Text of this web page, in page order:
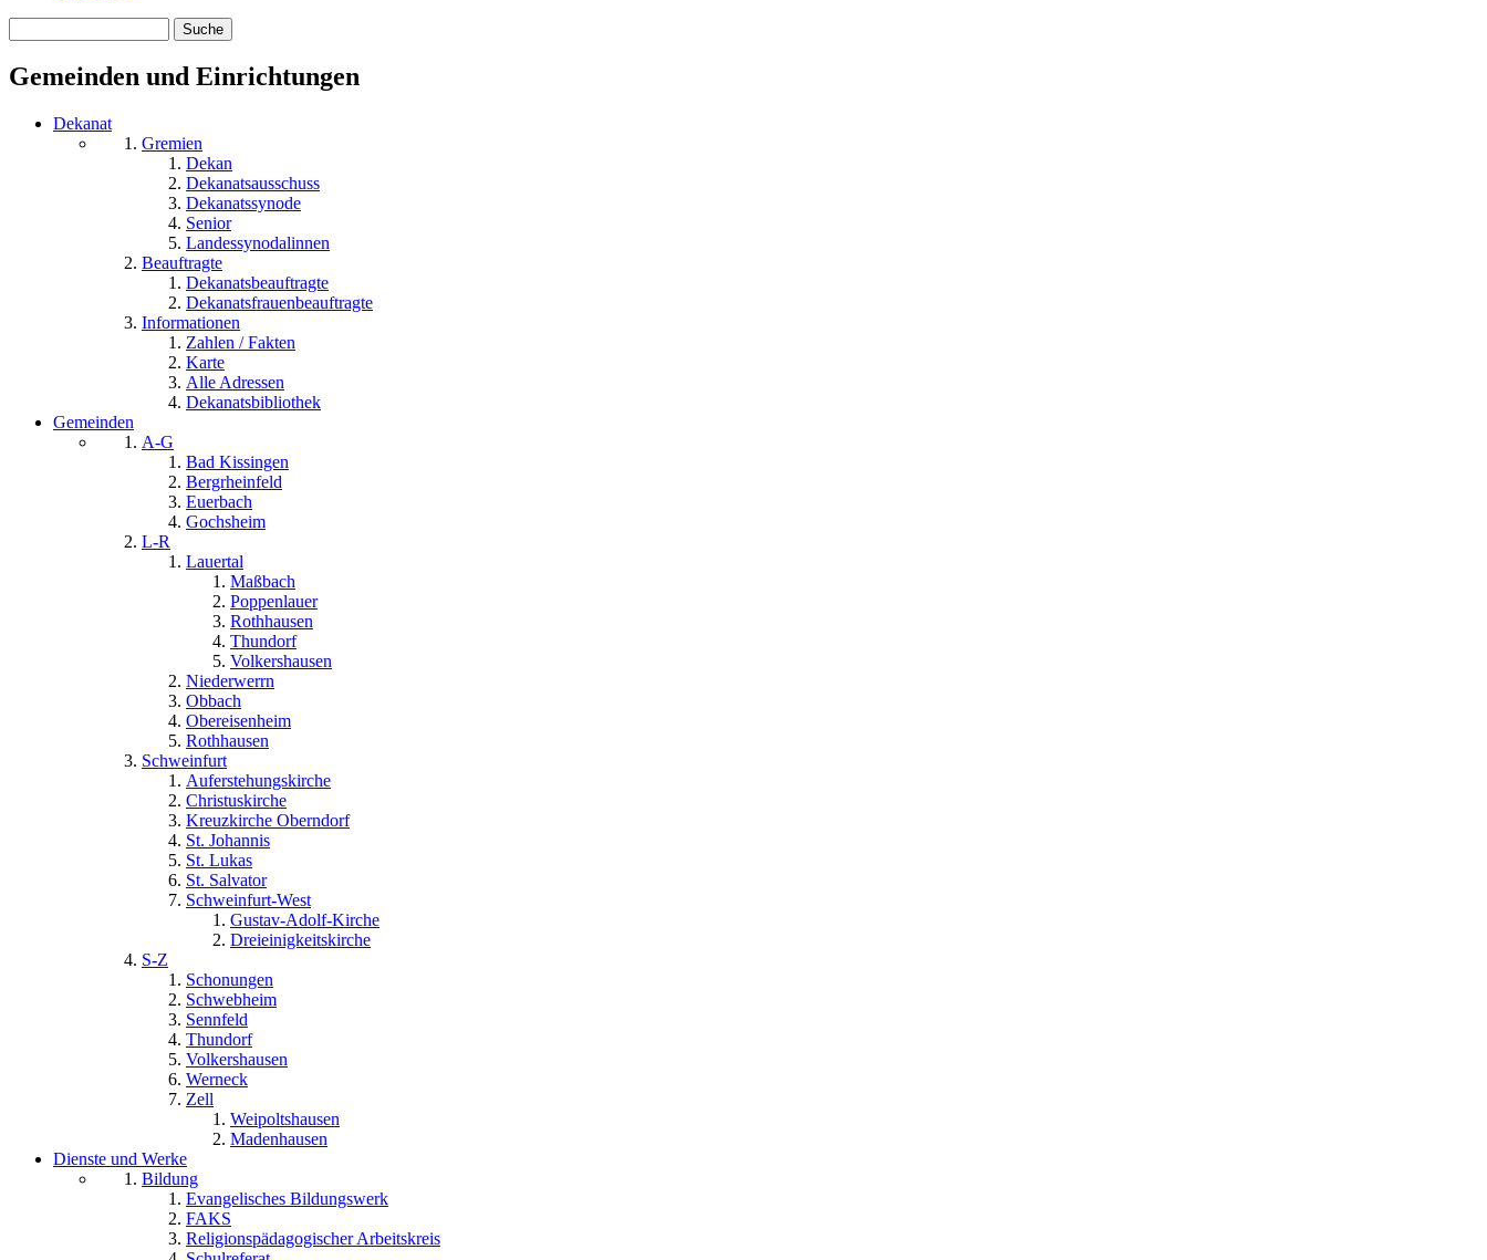
Gemeinden und Einrichtungen
Dekanat
Gremien
Dekan
Dekanatsausschuss
Dekanatssynode
Senior
Landessynodalinnen
Beauftragte
Dekanatsbeauftragte
Dekanatsfrauenbeauftragte
Informationen
Zahlen / Fakten
Karte
Alle Adressen
Dekanatsbibliothek
Gemeinden
A-G
Bad Kissingen
Bergrheinfeld
Euerbach
Gochsheim
L-R
Lauertal
Maßbach
Poppenlauer
Rothhausen
Thundorf
Volkershausen
Niederwerrn
Obbach
Obereisenheim
Rothhausen
Schweinfurt
Auferstehungskirche
Christuskirche
Kreuzkirche Oberndorf
St. Johannis
St. Lukas
St. Salvator
Schweinfurt-West
Gustav-Adolf-Kirche
Dreieinigkeitskirche
S-Z
Schonungen
Schwebheim
Sennfeld
Thundorf
Volkershausen
Werneck
Zell
Weipoltshausen
Madenhausen
Dienste und Werke
Bildung
Evangelisches Bildungswerk
FAKS
Religionspädagogischer Arbeitskreis